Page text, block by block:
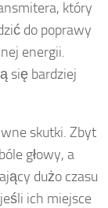
który
do poprawy
energii.
się bardziej
skutki. Zbyt
głowy, a
dużo czasu
ich miejsce